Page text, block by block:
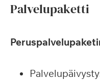
Palvelupaketti